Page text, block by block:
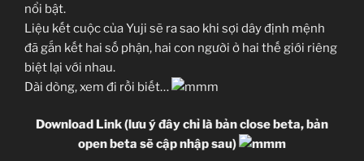
nổi bật.
Liệu kết cuộc của Yuji sẽ ra sao khi sợi dây định mệnh
đã gắn kết hai số phận, hai con người ở hai thế giới riêng
biệt lại với nhau.
Dài dòng, xem đi rồi biết…
Download Link (lưu ý đây chỉ là bản close beta, bản
open beta sẽ cập nhập sau)